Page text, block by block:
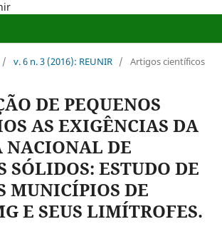
/ v. 6 n. 3 (2016): REUNIR / Artigos científicos
DE PEQUENOS
AS EXIGÊNCIAS DA
NACIONAL DE
SÓLIDOS: ESTUDO DE
MUNICÍPIOS DE
E SEUS LIMÍTROFES.